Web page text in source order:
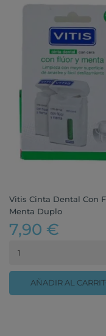
Vitis Cinta Dental Con
Menta Duplo
7,90 €
AÑADIR AL